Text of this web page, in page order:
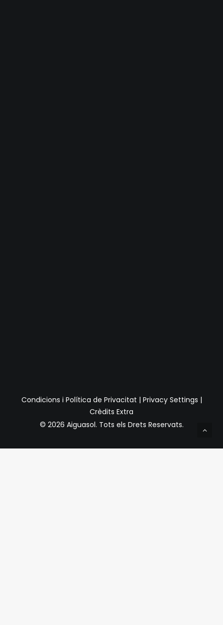
Condicions i Política de Privacitat | Privacy Settings |
Crèdits Extra
© 2026 Aiguasol. Tots els Drets Reservats.